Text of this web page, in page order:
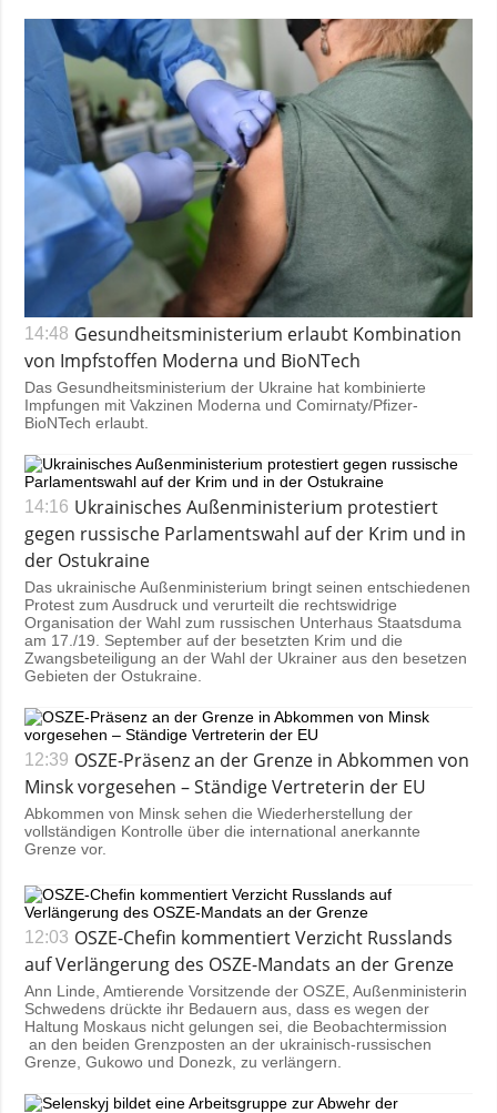
14:48 Gesundheitsministerium erlaubt Kombination
von Impfstoffen Moderna und BioNTech
Das Gesundheitsministerium der Ukraine hat kombinierte
Impfungen mit Vakzinen Moderna und Comirnaty/Pfizer-
BioNTech erlaubt.
14:16 Ukrainisches Außenministerium protestiert
gegen russische Parlamentswahl auf der Krim und in
der Ostukraine
Das ukrainische Außenministerium bringt seinen entschiedenen
Protest zum Ausdruck und verurteilt die rechtswidrige
Organisation der Wahl zum russischen Unterhaus Staatsduma
am 17./19. September auf der besetzten Krim und die
Zwangsbeteiligung an der Wahl der Ukrainer aus den besetzen
Gebieten der Ostukraine.
12:39 OSZE-Präsenz an der Grenze in Abkommen von
Minsk vorgesehen – Ständige Vertreterin der EU
Abkommen von Minsk sehen die Wiederherstellung der
vollständigen Kontrolle über die international anerkannte
Grenze vor.
12:03 OSZE-Chefin kommentiert Verzicht Russlands
auf Verlängerung des OSZE-Mandats an der Grenze
Ann Linde, Amtierende Vorsitzende der OSZE, Außenministerin
Schwedens drückte ihr Bedauern aus, dass es wegen der
Haltung Moskaus nicht gelungen sei, die Beobachtermission
an den beiden Grenzposten an der ukrainisch-russischen
Grenze, Gukowo und Donezk, zu verlängern.